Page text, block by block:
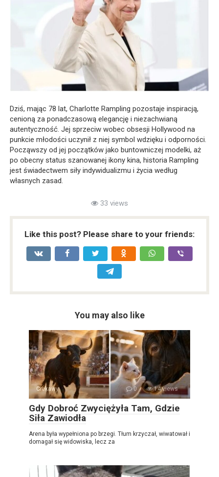
Dziś, mając 78 lat, Charlotte Rampling pozostaje inspiracją,
cenioną za ponadczasową elegancję i niezachwianą
autentyczność. Jej sprzeciw wobec obsesji Hollywood na
punkcie młodości uczynił z niej symbol wdzięku i odporności.
Począwszy od jej początków jako buntowniczej modelki, aż
po obecny status szanowanej ikony kina, historia Rampling
jest świadectwem siły indywidualizmu i życia według
własnych zasad.
33 views
Like this post? Please share to your friends:
You may also like
Ciekawy 0 14 views
Gdy Dobroć Zwyciężyła Tam, Gdzie
Siła Zawiodła
Arena była wypełniona po brzegi. Tłum krzyczał, wiwatował i
domagał się widowiska, lecz za